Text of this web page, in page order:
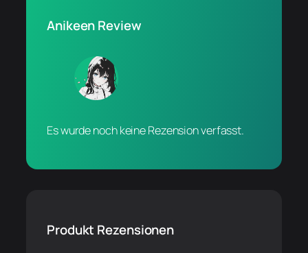
Anikeen Review
Es wurde noch keine Rezension verfasst.
Produkt Rezensionen